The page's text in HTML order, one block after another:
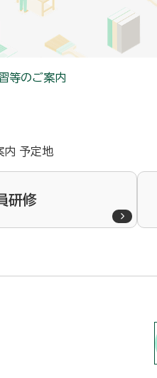
等のご案内
内 予定地
研修